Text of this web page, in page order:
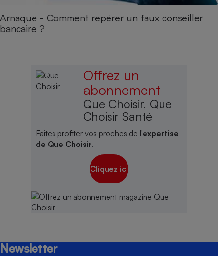
Arnaque - Comment repérer un faux conseiller
bancaire ?
Offrez un
abonnement
Que Choisir, Que
Choisir Santé
Faites profiter vos proches de l'expertise
de Que Choisir.
Cliquez ici
Newsletter